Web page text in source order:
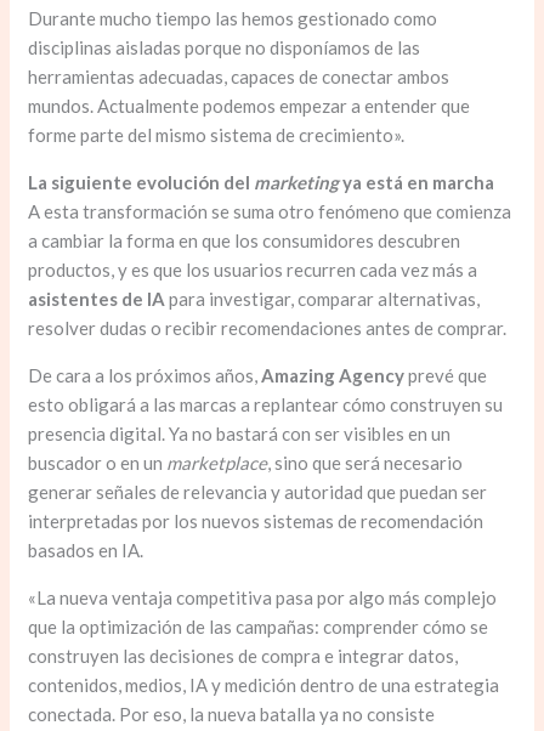
Durante mucho tiempo las hemos gestionado como
disciplinas aisladas porque no disponíamos de las
herramientas adecuadas, capaces de conectar ambos
mundos. Actualmente podemos empezar a entender que
forme parte del mismo sistema de crecimiento».
La siguiente evolución del marketingya está en marcha
A esta transformación se suma otro fenómeno que comienza
a cambiar la forma en que los consumidores descubren
productos, y es que los usuarios recurren cada vez más a
asistentes de IA para investigar, comparar alternativas,
resolver dudas o recibir recomendaciones antes de comprar.
De cara a los próximos años,Amazing Agencyprevé que
esto obligará a las marcas a replantear cómo construyen su
presencia digital. Ya no bastará con ser visibles en un
buscador o en un marketplace, sino que será necesario
generar señales de relevancia y autoridad que puedan ser
interpretadas por los nuevos sistemas de recomendación
basados en IA.
«La nueva ventaja competitiva pasa por algo más complejo
que la optimización de las campañas: comprender cómo se
construyen las decisiones de compra e integrar datos,
contenidos, medios, IA y medición dentro de una estrategia
conectada. Por eso, la nueva batalla ya no consiste